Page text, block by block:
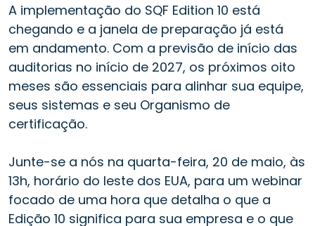
A implementação do SQF Edition 10 está
chegando e a janela de preparação já está
em andamento. Com a previsão de início das
auditorias no início de 2027, os próximos oito
meses são essenciais para alinhar sua equipe,
seus sistemas e seu Organismo de
certificação.
Junte-se a nós na quarta-feira, 20 de maio, às
13h, horário do leste dos EUA, para um webinar
focado de uma hora que detalha o que a
Edição 10 significa para sua empresa e o que